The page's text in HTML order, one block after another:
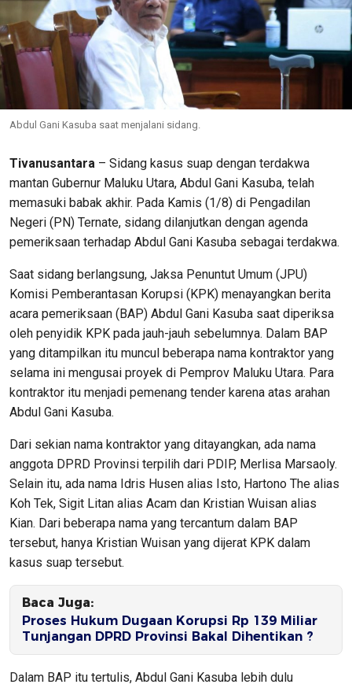
Abdul Gani Kasuba saat menjalani sidang.
Tivanusantara – Sidang kasus suap dengan terdakwa
mantan Gubernur Maluku Utara, Abdul Gani Kasuba, telah
memasuki babak akhir. Pada Kamis (1/8) di Pengadilan
Negeri (PN) Ternate, sidang dilanjutkan dengan agenda
pemeriksaan terhadap Abdul Gani Kasuba sebagai terdakwa.
Saat sidang berlangsung, Jaksa Penuntut Umum (JPU)
Komisi Pemberantasan Korupsi (KPK) menayangkan berita
acara pemeriksaan (BAP) Abdul Gani Kasuba saat diperiksa
oleh penyidik KPK pada jauh-jauh sebelumnya. Dalam BAP
yang ditampilkan itu muncul beberapa nama kontraktor yang
selama ini mengusai proyek di Pemprov Maluku Utara. Para
kontraktor itu menjadi pemenang tender karena atas arahan
Abdul Gani Kasuba.
Dari sekian nama kontraktor yang ditayangkan, ada nama
anggota DPRD Provinsi terpilih dari PDIP, Merlisa Marsaoly.
Selain itu, ada nama Idris Husen alias Isto, Hartono The alias
Koh Tek, Sigit Litan alias Acam dan Kristian Wuisan alias
Kian. Dari beberapa nama yang tercantum dalam BAP
tersebut, hanya Kristian Wuisan yang dijerat KPK dalam
kasus suap tersebut.
Baca Juga:
Proses Hukum Dugaan Korupsi Rp 139 Miliar
Tunjangan DPRD Provinsi Bakal Dihentikan ?
Dalam BAP itu tertulis, Abdul Gani Kasuba lebih dulu